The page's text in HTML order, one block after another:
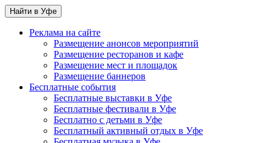
Найти в Уфе
Реклама на сайте
Размещение анонсов мероприятий
Размещение ресторанов и кафе
Размещение мест и площадок
Размещение баннеров
Бесплатные события
Бесплатные выставки в Уфе
Бесплатные фестивали в Уфе
Бесплатно с детьми в Уфе
Бесплатный активный отдых в Уфе